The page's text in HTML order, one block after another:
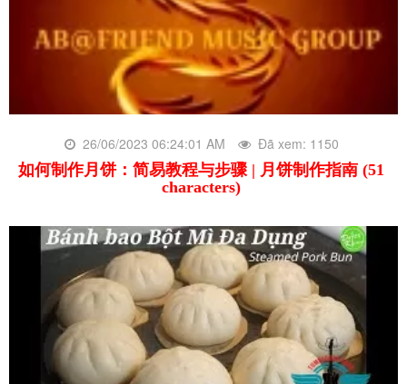
26/06/2023 06:24:01 AM Đã xem: 1150
如何制作月饼：简易教程与步骤 | 月饼制作指南 (51
characters)